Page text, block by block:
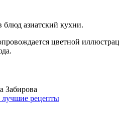
блюд азиатский кухни.
цветной
Забирова
рецепты